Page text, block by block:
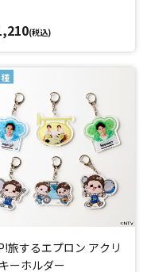
(税込)
旅するエプロン アクリ
ーホルダー